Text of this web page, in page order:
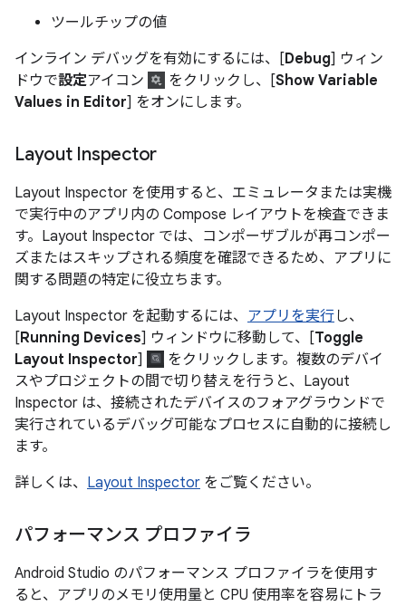
ツールチップの値
インライン デバッグを有効にするには、[Debug] ウィン
ドウで設定アイコン をクリックし、[Show Variable
Values in Editor] をオンにします。
Layout Inspector
Layout Inspector を使用すると、エミュレータまたは実機
で実行中のアプリ内の Compose レイアウトを検査できま
す。Layout Inspector では、コンポーザブルが再コンポー
ズまたはスキップされる頻度を確認できるため、アプリに
関する問題の特定に役立ちます。
Layout Inspector を起動するには、 アプリを実行し、
[Running Devices] ウィンドウに移動して、[Toggle
Layout Inspector]
をクリックします。複数のデバイ
スやプロジェクトの間で切り替えを行うと、Layout
Inspector は、接続されたデバイスのフォアグラウンドで
実行されているデバッグ可能なプロセスに自動的に接続し
ます。
詳しくは、 Layout Inspector をご覧ください。
パフォーマンス プロファイラ
Android Studio のパフォーマンス プロファイラを使用す
ると、アプリのメモリ使用量と CPU 使用率を容易にトラ